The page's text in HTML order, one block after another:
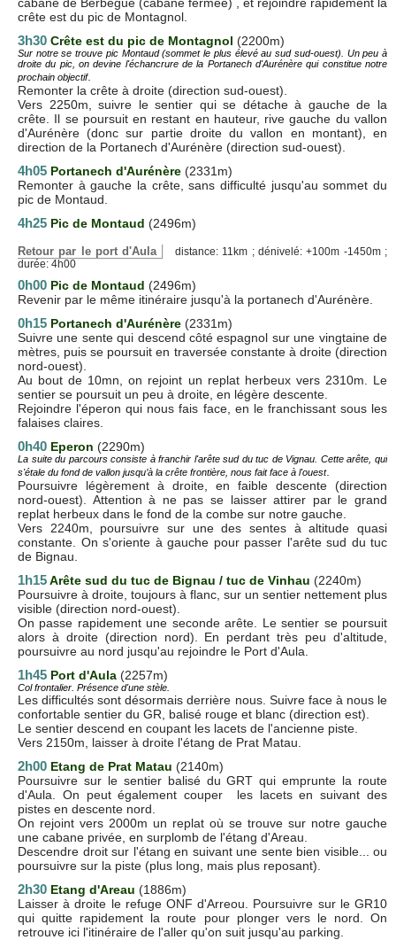
crête est du pic de Montagnol.
3h30 Crête est du pic de Montagnol (2200m)
Sur notre se trouve pic Montaud (sommet le plus élevé au sud sud-ouest). Un peu à
droite du pic, on devine l'échancrure de la Portanech d'Aurénère qui constitue notre
prochain objectif.
Remonter la crête à droite (direction sud-ouest).
Vers 2250m, suivre le sentier qui se détache à gauche de la
crête. Il se poursuit en restant en hauteur, rive gauche du vallon
d'Aurénère (donc sur partie droite du vallon en montant), en
direction de la Portanech d'Aurénère (direction sud-ouest).
4h05 Portanech d'Aurénère (2331m)
Remonter à gauche la crête, sans difficulté jusqu'au sommet du
pic de Montaud.
4h25 Pic de Montaud (2496m)
Retour par le port d'Aula
distance: 11km ; dénivelé: +100m -1450m ;
durée: 4h00
0h00 Pic de Montaud (2496m)
Revenir par le même itinéraire jusqu'à la portanech d'Aurénère.
0h15 Portanech d'Aurénère (2331m)
Suivre une sente qui descend côté espagnol sur une vingtaine de
mètres, puis se poursuit en traversée constante à droite (direction
nord-ouest).
Au bout de 10mn, on rejoint un replat herbeux vers 2310m. Le
sentier se poursuit un peu à droite, en légère descente.
Rejoindre l'éperon qui nous fais face, en le franchissant sous les
falaises claires.
0h40 Eperon (2290m)
La suite du parcours consiste à franchir l'arête sud du tuc de Vignau. Cette arête, qui
s'étale du fond de vallon jusqu’à la crête frontière, nous fait face à l'ouest.
Poursuivre légèrement à droite, en faible descente (direction
nord-ouest). Attention à ne pas se laisser attirer par le grand
replat herbeux dans le fond de la combe sur notre gauche.
Vers 2240m, poursuivre sur une des sentes à altitude quasi
constante. On s'oriente à gauche pour passer l'arête sud du tuc
de Bignau.
1h15Arête sud du tuc de Bignau / tuc de Vinhau (2240m)
Poursuivre à droite, toujours à flanc, sur un sentier nettement plus
visible (direction nord-ouest).
On passe rapidement une seconde arête. Le sentier se poursuit
alors à droite (direction nord). En perdant très peu d'altitude,
poursuivre au nord jusqu'au rejoindre le Port d'Aula.
1h45 Port d'Aula (2257m)
Col frontalier. Présence d'une stèle.
Les difficultés sont désormais derrière nous. Suivre face à nous le
confortable sentier du GR, balisé rouge et blanc (direction est).
Le sentier descend en coupant les lacets de l'ancienne piste.
Vers 2150m, laisser à droite l'étang de Prat Matau.
2h00 Etang de Prat Matau (2140m)
Poursuivre sur le sentier balisé du GRT qui emprunte la route
d'Aula. On peut également couper les lacets en suivant des
pistes en descente nord.
On rejoint vers 2000m un replat où se trouve sur notre gauche
une cabane privée, en surplomb de l'étang d'Areau.
Descendre droit sur l'étang en suivant une sente bien visible... ou
poursuivre sur la piste (plus long, mais plus reposant).
2h30 Etang d'Areau (1886m)
Laisser à droite le refuge ONF d'Arreou. Poursuivre sur le GR10
qui quitte rapidement la route pour plonger vers le nord. On
retrouve ici l'itinéraire de l'aller qu'on suit jusqu'au parking.